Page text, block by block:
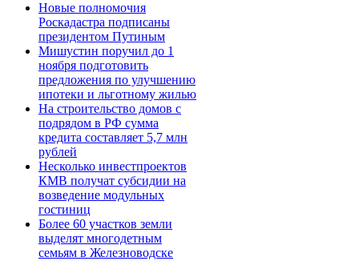
Новые полномочия
Роскадастра подписаны
президентом Путиным
Мишустин поручил до 1
ноября подготовить
предложения по улучшению
ипотеки и льготному жилью
На строительство домов с
подрядом в РФ сумма
кредита составляет 5,7 млн
рублей
Несколько инвестпроектов
КМВ получат субсидии на
возведение модульных
гостиниц
Более 60 участков земли
выделят многодетным
семьям в Железноводске